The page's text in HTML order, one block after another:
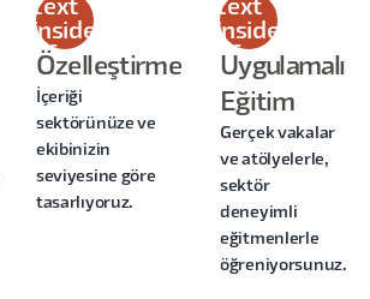
text
inside
of a
div
block.
Özelleştirme
İçeriği
sektörünüze ve
ekibinizin
seviyesine göre
tasarlıyoruz.
text
inside
of a
div
block.
Uygulamalı
Eğitim
Gerçek vakalar
ve atölyelerle,
sektör
deneyimli
eğitmenlerle
öğreniyorsunuz.